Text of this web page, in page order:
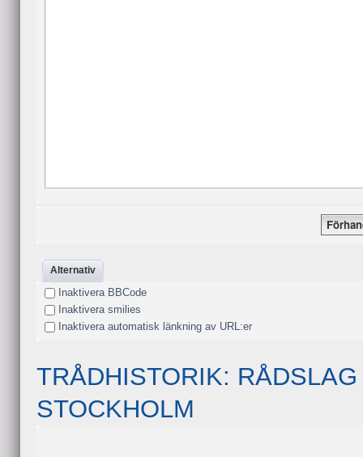
Alternativ
Inaktivera BBCode
Inaktivera smilies
Inaktivera automatisk länkning av URL:er
TRÅDHISTORIK:
STOCKHOLM